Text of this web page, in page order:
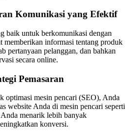
Komunikasi yang Efektif
baik untuk berkomunikasi dengan
memberikan informasi tentang produk
pertanyaan pelanggan, dan bahkan
secara online.
Pemasaran
optimasi mesin pencari (SEO), Anda
website Anda di mesin pencari seperti
menarik lebih banyak
konversi.